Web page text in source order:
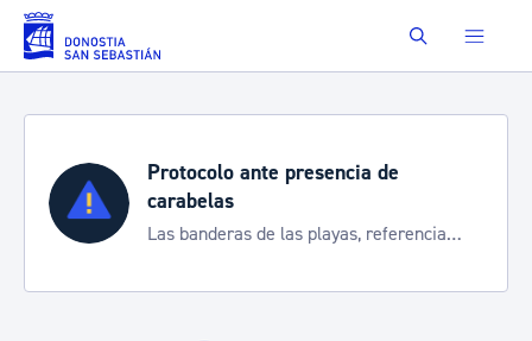
Saltar al contenido principal Buscar
Protocolo ante presencia de
carabelas
Las banderas de las playas, referencia